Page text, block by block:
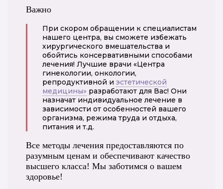
Важно
При скором обращении к специалистам
нашего центра, вы сможете избежать
хирургического вмешательства и
обойтись консервативными способами
лечения! Лучшие врачи «Центра
гинекологии, онкологии,
репродуктивной и эстетической
медицины» разработают для Вас! Они
назначат индивидуальное лечение в
зависимости от особенностей вашего
организма, режима труда и отдыха,
питания и т.д.
Все методы лечения предоставляются по
разумным ценам и обеспечивают качество
высшего класса! Мы заботимся о вашем
здоровье!